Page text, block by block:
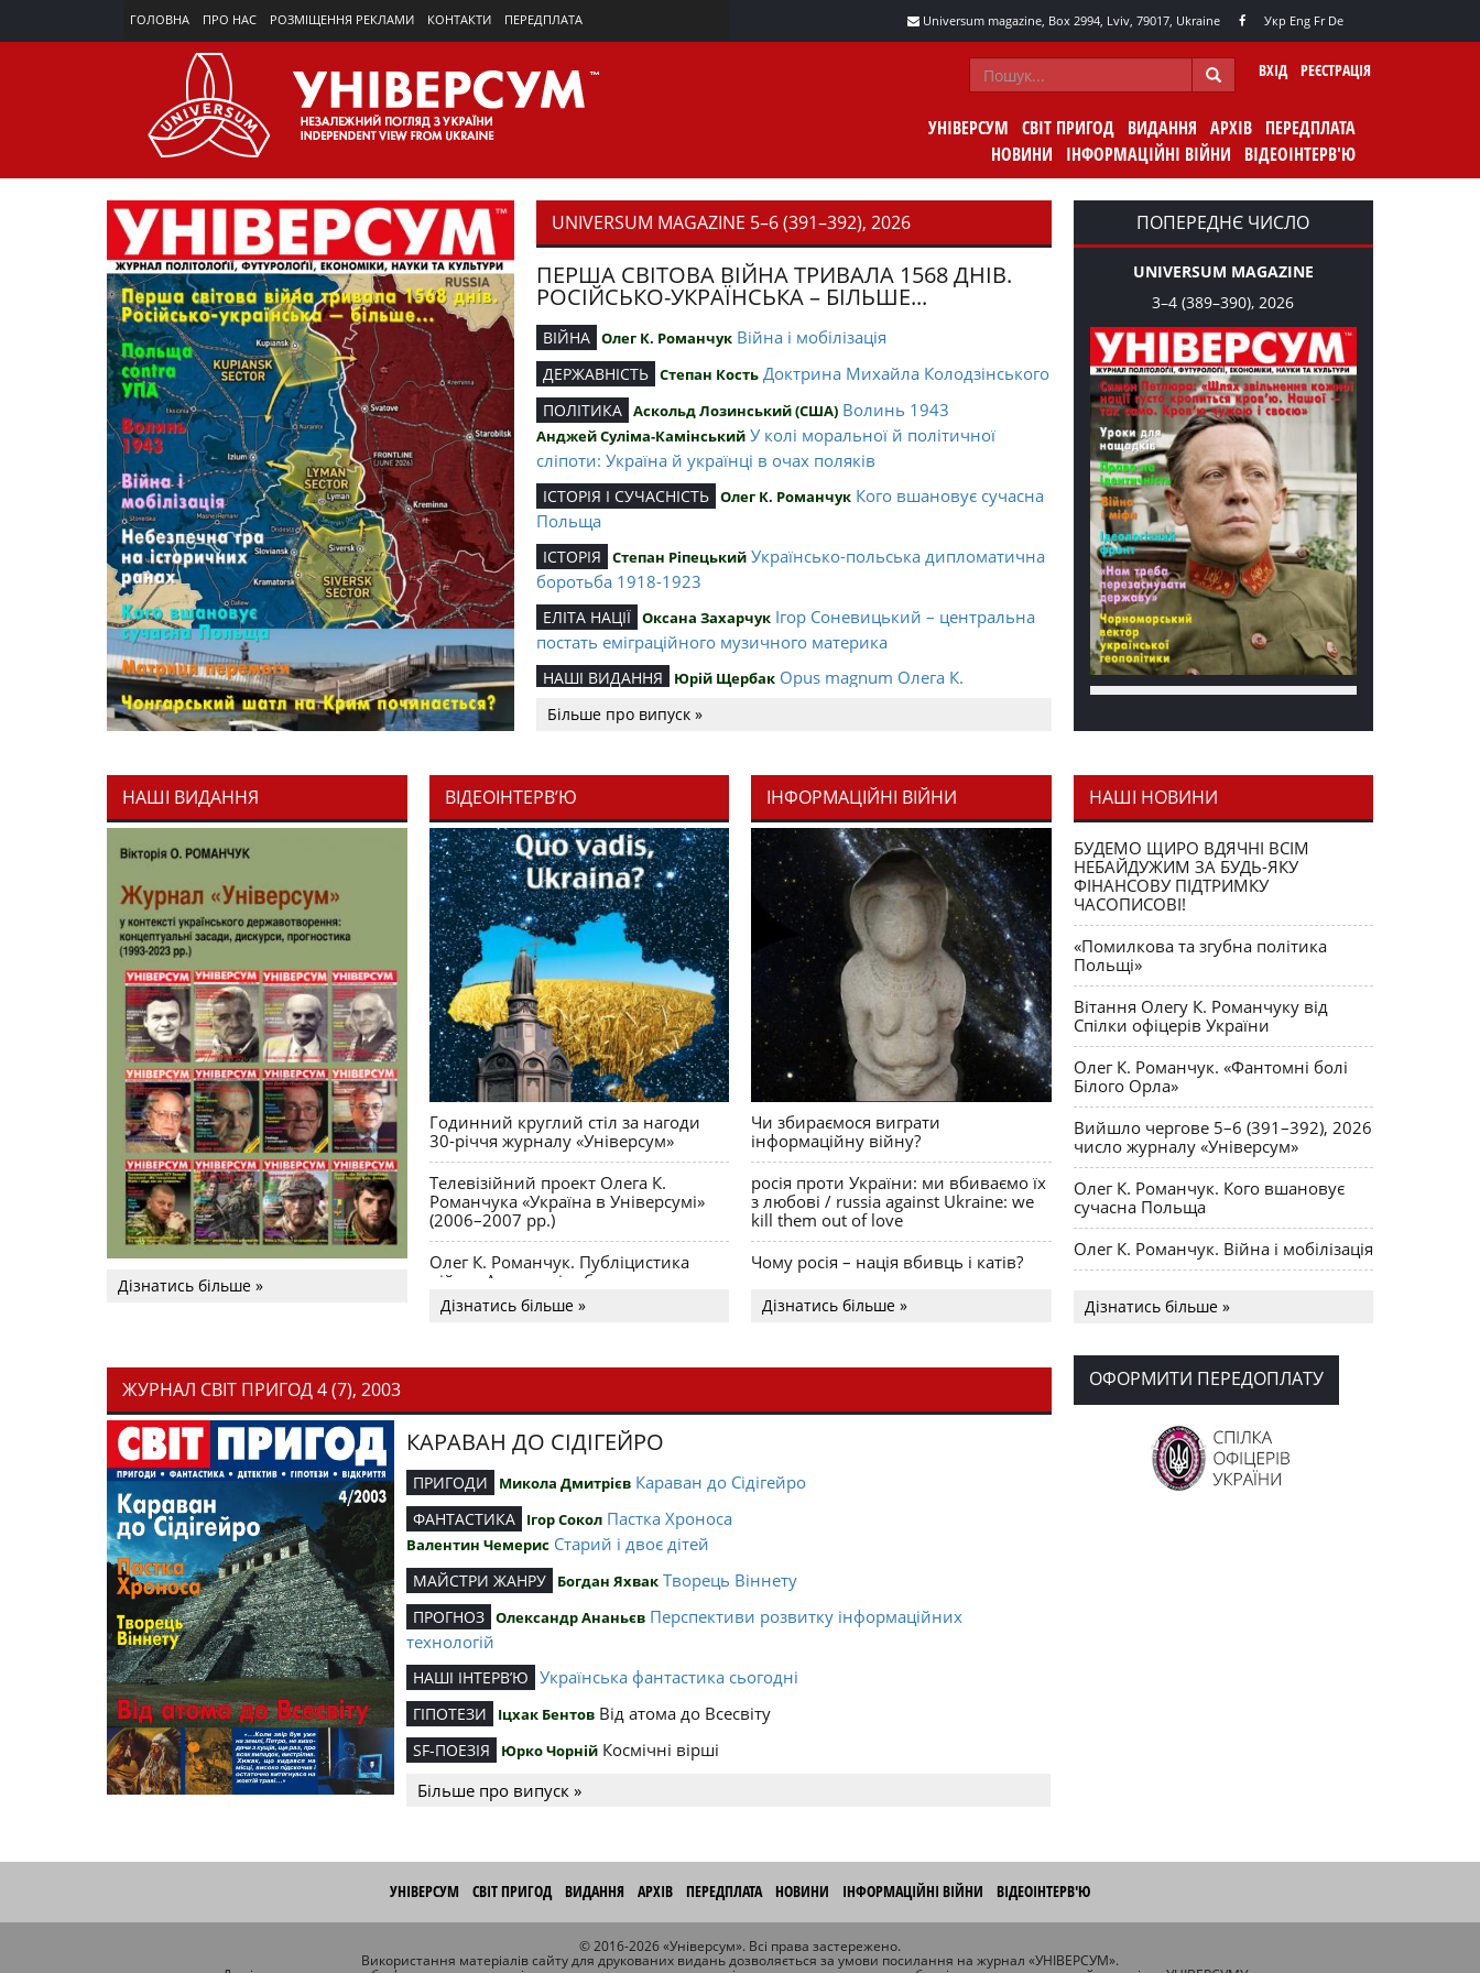
ГОЛОВНА ПРО НАС РОЗМІЩЕННЯ РЕКЛАМИ КОНТАКТИ ПЕРЕДПЛАТА Universum magazine, Box 2994, Lviv, 79017, Ukraine Укр Eng FrDe
ВХІД РЕЄСТРАЦІЯ
УНІВЕРСУМ СВІТ ПРИГОД ВИДАННЯ АРХІВ ПЕРЕДПЛАТА
НОВИНИ
ІНФОРМАЦІЙНІ ВІЙНИ ВІДЕОІНТЕРВ'Ю
UNIVERSUM MAGAZINE 5–6 (391–392), 2026
ПЕРША СВІТОВА ВІЙНА ТРИВАЛА 1568 ДНІВ.
РОСІЙСЬКО-УКРАЇНСЬКА – БІЛЬШЕ...
ВІЙНА Олег К. Романчук Війна і мобілізація
ДЕРЖАВНІСТЬ Степан Кость Доктрина Михайла Колодзінського
ПОЛІТИКА Аскольд Лозинський (США) Волинь 1943
Анджей Суліма-Камінський У колі моральної й політичної
сліпоти: Україна й українці в очах поляків
ІСТОРІЯ І СУЧАСНІСТЬ Олег К. Романчук Кого вшановує сучасна
Польща
ІСТОРІЯ Степан Ріпецький Українсько-польська дипломатична
боротьба 1918-1923
ЕЛІТА НАЦІЇ Оксана Захарчук Ігор Соневицький – центральна
постать еміграційного музичного материка
НАШІ ВИДАННЯ Юрій Щербак Opus magnum Олега К.
Романчука
СЛОВО РЕДАКЦІЙНЕ Олег К. Романчук Журавель і синиця як
уособлення української політстратегії й тактики
Більше про випуск »
ПОПЕРЕДНЄ ЧИСЛО
UNIVERSUM MAGAZINE
3–4 (389–390), 2026
НАШІ ВИДАННЯ
Дізнатись більше »
ВІДЕОІНТЕРВ’Ю
Годинний круглий стіл за нагоди
30-річчя журналу «Універсум»
Телевізійний проект Олега К.
Романчука «Україна в Універсумі»
(2006–2007 рр.)
Олег К. Романчук. Публіцистика
війни. Акценти і табу
Дізнатись більше »
ІНФОРМАЦІЙНІ ВІЙНИ
Чи збираємося виграти
інформаційну війну?
росія проти України: ми вбиваємо їх
з любові / russia against Ukraine: we
kill them out of love
Чому росія – нація вбивць і катів?
Дізнатись більше »
НАШІ НОВИНИ
БУДЕМО ЩИРО ВДЯЧНІ ВСІМ
НЕБАЙДУЖИМ ЗА БУДЬ-ЯКУ
ФІНАНСОВУ ПІДТРИМКУ
ЧАСОПИСОВІ!
«Помилкова та згубна політика
Польщі»
Вітання Олегу К. Романчуку від
Спілки офіцерів України
Олег К. Романчук. «Фантомні болі
Білого Орла»
Вийшло чергове 5–6 (391–392), 2026
число журналу «Універсум»
Олег К. Романчук. Кого вшановує
сучасна Польща
Олег К. Романчук. Війна і мобілізація
долучилися до найбільшої
День Вишиванки в Норт Порті
OPUS MAGNUM Олега К. Романчука
Дізнатись більше »
ЖУРНАЛ СВІТ ПРИГОД 4 (7), 2003
КАРАВАН ДО СІДІГЕЙРО
ПРИГОДИ Микола Дмитрієв Караван до Сідігейро
ФАНТАСТИКА Ігор Сокол Пастка Хроноса
Валентин Чемерис Старий і двоє дітей
МАЙСТРИ ЖАНРУ Богдан Яхвак Творець Віннету
ПРОГНОЗ Олександр Ананьєв Перспективи розвитку інформаційних
технологій
НАШІ ІНТЕРВ’Ю Українська фантастика сьогодні
ГІПОТЕЗИ Іцхак Бентов Від атома до Всесвіту
SF-ПОЕЗІЯ Юрко Чорній Космічні вірші
Більше про випуск »
ОФОРМИТИ ПЕРЕДОПЛАТУ
УНІВЕРСУМ СВІТ ПРИГОД ВИДАННЯ АРХІВ ПЕРЕДПЛАТА НОВИНИ ІНФОРМАЦІЙНІ ВІЙНИ ВІДЕОІНТЕРВ'Ю
© 2016-2026 «Універсум». Всі права застережено.
Використання матеріалів сайту для друкованих видань дозволяється за умови посилання на журнал «УНІВЕРСУМ».